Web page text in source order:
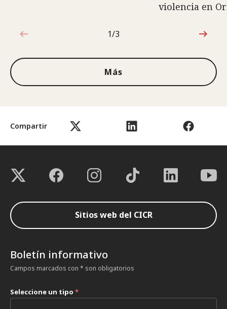
Compartir
violencia en
1de3
1/3
Más
Sitios web del CICR
Boletín informativo
Campos marcados con * son obligatorios
Seleccione un tipo *